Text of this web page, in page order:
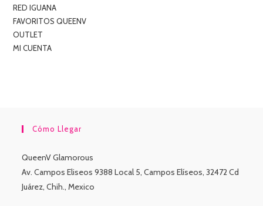
RED IGUANA
FAVORITOS QUEENV
OUTLET
MI CUENTA
Cómo Llegar
QueenV Glamorous
Av. Campos Eliseos 9388 Local 5, Campos Elíseos, 32472 Cd
Juárez, Chih., Mexico